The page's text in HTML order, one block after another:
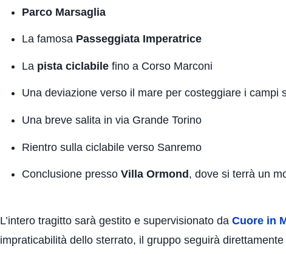
Parco Marsaglia
La famosa Passeggiata Imperatrice
La pista ciclabile fino a Corso Marconi
Una deviazione verso il mare per costeggiare i campi
Una breve salita in via Grande Torino
Rientro sulla ciclabile verso Sanremo
Conclusione presso Villa Ormond , dove si terrà un
L’intero tragitto sarà gestito e supervisionato da Cuore in
impraticabilità dello sterrato, il gruppo seguirà